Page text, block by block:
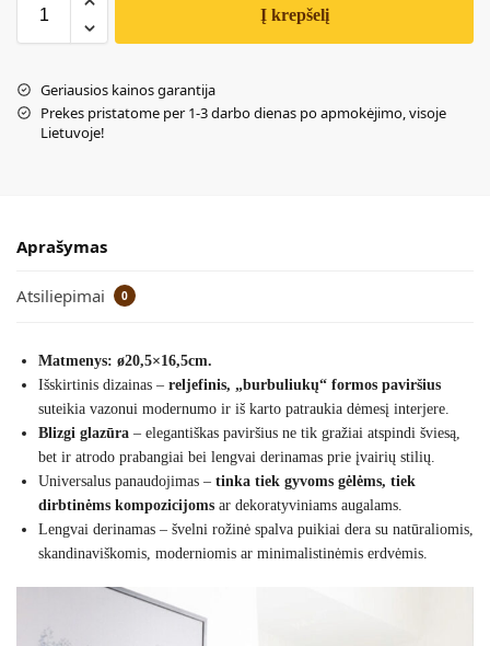
Į krepšelį
Geriausios kainos garantija
Prekes pristatome per 1-3 darbo dienas po apmokėjimo, visoje
Lietuvoje!
Aprašymas
Atsiliepimai 0
Matmenys: ø20,5×16,5cm.
Išskirtinis dizainas – reljefinis, „burbuliukų“ formos paviršius
suteikia vazonui modernumo ir iš karto patraukia dėmesį interjere.
Blizgi glazūra – elegantiškas paviršius ne tik gražiai atspindi šviesą,
bet ir atrodo prabangiai bei lengvai derinamas prie įvairių stilių.
Universalus panaudojimas – tinka tiek gyvoms gėlėms, tiek
dirbtinėms kompozicijoms ar dekoratyviniams augalams.
Lengvai derinamas – švelni rožinė spalva puikiai dera su natūraliomis,
skandinaviškomis, moderniomis ar minimalistinėmis erdvėmis.